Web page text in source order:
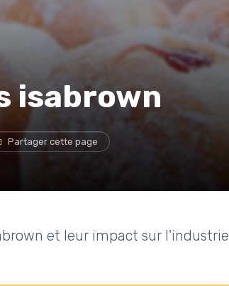
isabrown
Partager cette page
et leur impact sur l'industrie